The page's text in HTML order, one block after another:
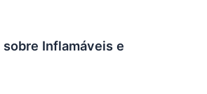
Inflamáveis e